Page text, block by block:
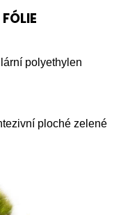
polyethylen
ploché zelené